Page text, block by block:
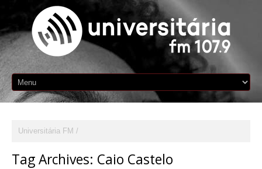
Universitária FM
Tag Archives: Caio Castelo